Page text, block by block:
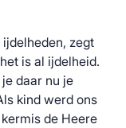
zegt
is al ijdelheid.
daar nu je
kind werd ons
de Heere